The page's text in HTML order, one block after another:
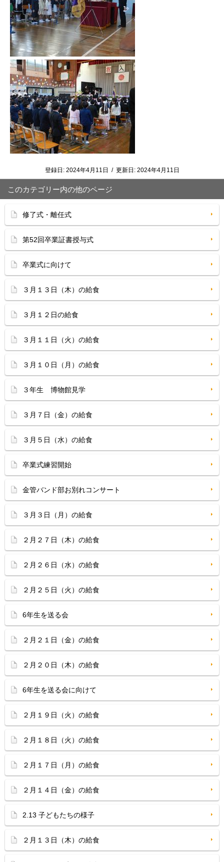
登録日: 2024年4月11日 / 更新日: 2024年4月11日
このカテゴリー内の他のページ
修了式・離任式
第52回卒業証書授与式
卒業式に向けて
３月１３日（木）の給食
３月１２日の給食
３月１１日（火）の給食
３月１０日（月）の給食
３年生 博物館見学
３月７日（金）の給食
３月５日（水）の給食
卒業式練習開始
金管バンド部お別れコンサート
３月３日（月）の給食
２月２７日（木）の給食
２月２６日（水）の給食
２月２５日（火）の給食
6年生を送る会
２月２１日（金）の給食
２月２０日（木）の給食
6年生を送る会に向けて
２月１９日（火）の給食
２月１８日（火）の給食
２月１７日（月）の給食
２月１４日（金）の給食
2.13 子どもたちの様子
２月１３日（木）の給食